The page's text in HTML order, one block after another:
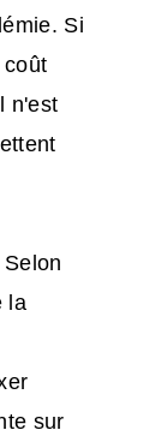
Si
coût
n'est
la
sur